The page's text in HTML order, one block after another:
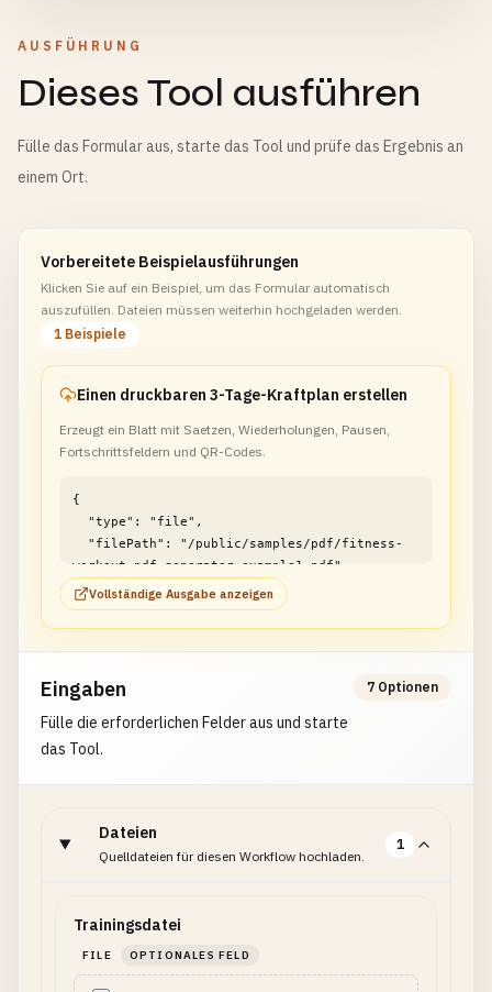
AUSFÜHRUNG
Dieses Tool ausführen
Fülle das Formular aus, starte das Tool und prüfe das Ergebnis an
einem Ort.
Vorbereitete Beispielausführungen
Klicken Sie auf ein Beispiel, um das Formular automatisch
auszufüllen. Dateien müssen weiterhin hochgeladen werden.
1 Beispiele
Einen druckbaren 3-Tage-Kraftplan erstellen
Erzeugt ein Blatt mit Saetzen, Wiederholungen, Pausen,
Fortschrittsfeldern und QR-Codes.
{
workout-pdf-generator-example1.pdf"
}
Vollständige Ausgabe anzeigen
Eingaben
Fülle die erforderlichen Felder aus und starte
das Tool.
7 Optionen
Dateien
Quelldateien für diesen Workflow hochladen.
1
Trainingsdatei
FILE OPTIONALES FELD